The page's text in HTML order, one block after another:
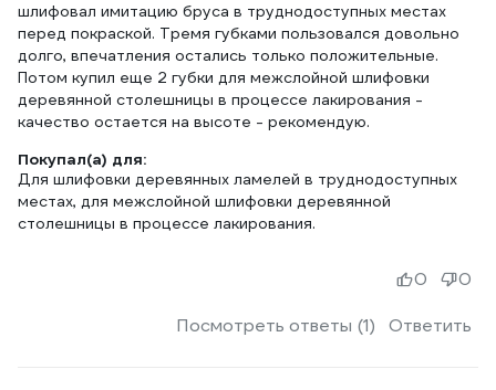
шлифовал имитацию бруса в труднодоступных местах
перед покраской. Тремя губками пользовался довольно
долго, впечатления остались только положительные.
Потом купил еще 2 губки для межслойной шлифовки
деревянной столешницы в процессе лакирования -
качество остается на высоте - рекомендую.
Покупал(а) для:
Для шлифовки деревянных ламелей в труднодоступных
местах, для межслойной шлифовки деревянной
столешницы в процессе лакирования.
Посмотреть ответы (1) Ответить
0 0